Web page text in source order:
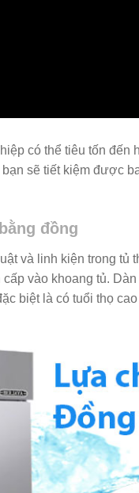
có thể tiêu tốn đến
sẽ tiết kiệm được
đồng
và linh kiện trong tủ
vào khoang tủ.
biệt là có tuổi thọ